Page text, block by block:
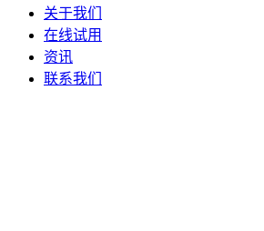
关于我们
在线试用
资讯
联系我们